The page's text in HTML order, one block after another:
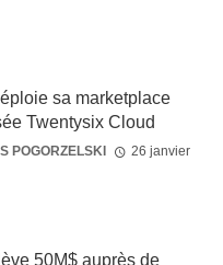
sa marketplace
Twentysix Cloud
POGORZELSKI
26 janvier
50M$ auprès de